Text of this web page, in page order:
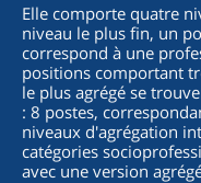
Elle comporte quatre
niveau le plus fin, un
correspond à une
positions comportant
le plus agrégé se
: 8 postes,
niveaux d'agrégation
catégories
avec une version